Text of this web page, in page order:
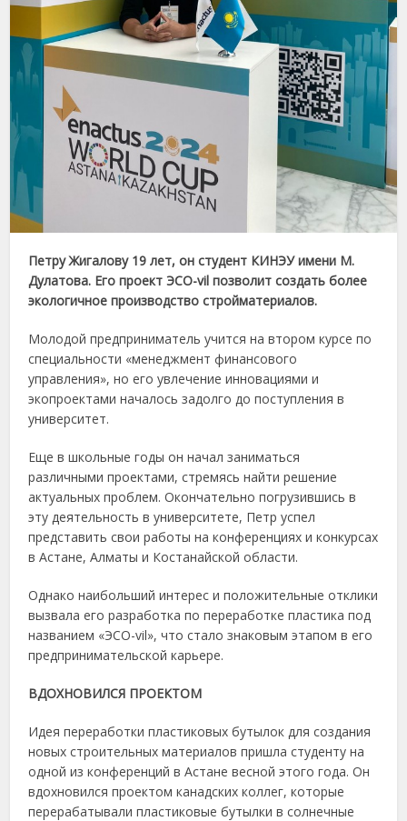
Петру Жигалову 19 лет, он студент КИНЭУ имени М.
Дулатова. Его проект ЭСО-vil позволит создать более
экологичное производство стройматериалов.
Молодой предприниматель учится на втором курсе по
специальности «менеджмент финансового
управления», но его увлечение инновациями и
экопроектами началось задолго до поступления в
университет.
Еще в школьные годы он начал заниматься
различными проектами, стремясь найти решение
актуальных проблем. Окончательно погрузившись в
эту деятельность в университете, Петр успел
представить свои работы на конференциях и конкурсах
в Астане, Алматы и Костанайской области.
Однако наибольший интерес и положительные отклики
вызвала его разработка по переработке пластика под
названием «ЭСО-vil», что стало знаковым этапом в его
предпринимательской карьере.
ВДОХНОВИЛСЯ ПРОЕКТОМ
Идея переработки пластиковых бутылок для создания
новых строительных материалов пришла студенту на
одной из конференций в Астане весной этого года. Он
вдохновился проектом канадских коллег, которые
перерабатывали пластиковые бутылки в солнечные